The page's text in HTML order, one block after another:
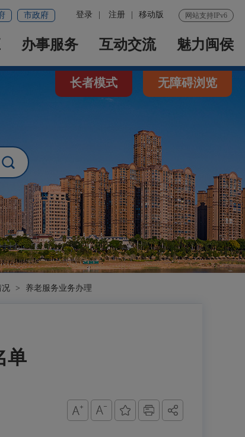
网站支持IPv6
登录 注册 移动版
市政府
办事服务 互动交流 魅力闽侯
长者模式 无障碍浏览
况 > 养老服务业务办理
单